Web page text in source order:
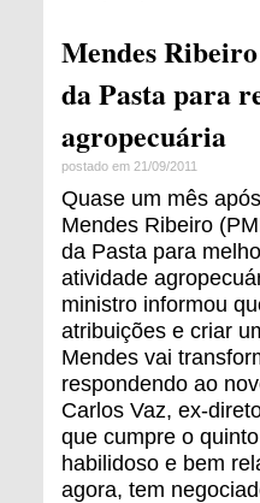
Mendes
da Pasta para
agropecuária
postado em 21/09/2011
Quase um mês
Mendes Ribeiro
da Pasta para
atividade
ministro informou
atribuições e criar
Mendes vai
respondendo ao
Carlos Vaz, ex-
que cumpre o
habilidoso e bem
agora, tem